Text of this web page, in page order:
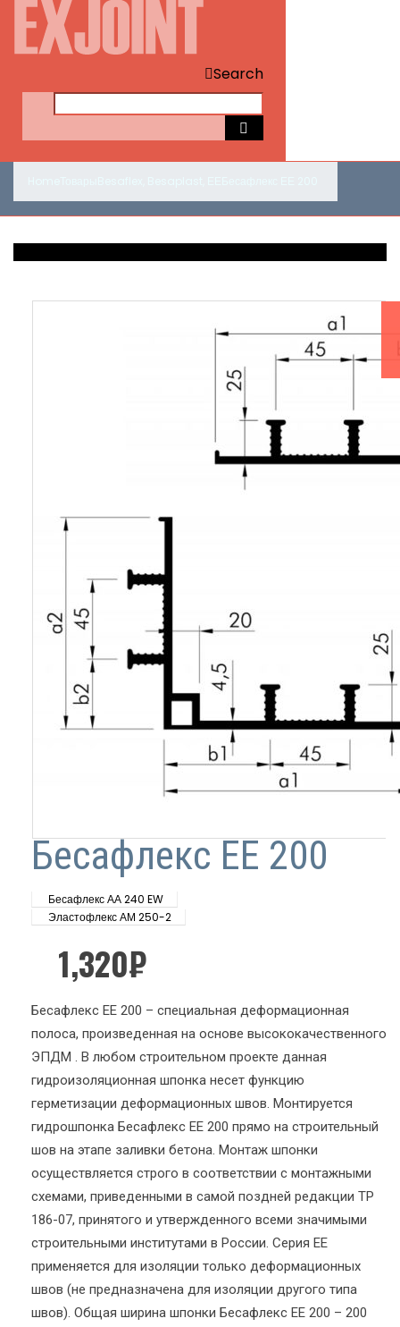
Search
Бесафлекс ЕЕ 200
Бесафлекс АА 240 EW
Эластофлекс АМ 250-2
1,320₽
Бесафлекс ЕЕ 200 – специальная деформационная
полоса, произведенная на основе высококачественного
ЭПДМ . В любом строительном проекте данная
гидроизоляционная шпонка несет функцию
герметизации деформационных швов. Монтируется
гидрошпонка Бесафлекс ЕЕ 200 прямо на строительный
шов на этапе заливки бетона. Монтаж шпонки
осуществляется строго в соответствии с монтажными
схемами, приведенными в самой поздней редакции ТР
186-07, принятого и утвержденного всеми значимыми
строительными институтами в России. Серия ЕЕ
применяется для изоляции только деформационных
швов (не предназначена для изоляции другого типа
швов). Общая ширина шпонки Бесафлекс ЕЕ 200 – 200